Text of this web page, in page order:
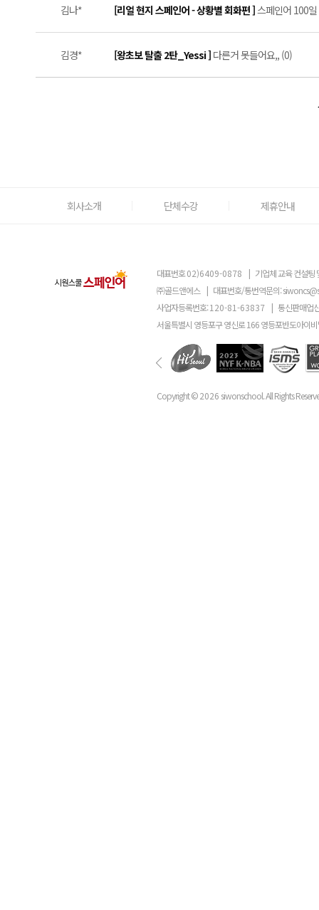
김나* [리얼 현지 스페인어 - 상황별 회화편 ]스페인어 100
김경* [왕초보 탈출 2탄_Yessi ] 다른거 못들어요,, (0)
회사소개 단체수강 제휴안내
대표번호02)6409-0878 | 기업체 교육 컨설팅
㈜골드앤에스 | 대표번호/통번역문의:
사업자등록번호:120-81-63837 | 통신판매업
서울특별시 영등포구 영신로 166 영등포반도아이
Copyright ©2026 siwonschool. All Rights